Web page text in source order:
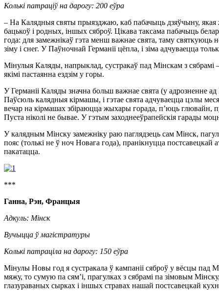
Колькі патраціў на дарогу: 200 еўра
– На Калядныя святы прыязджаю, каб пабачыць дзяўчыну, якая
бацькоў і родных, іншых сяброў. Цікава таксама пабачыць
года: для замежнікаў гэта менш важнае свята, таму святкуюць
зіму і снег. У Паўночнай Германіі цёпла, і зіма адчуваецца
Мінулыя Каляды, напрыклад, сустракаў пад Мінскам з сябрамі —
якімі пастаянна ездзім у горы.
У Германіі Каляды значна больш важнае свята (у адрозненне
Паўсюль калядныя кірмашы, і гэтае свята адчуваецца цэлы
вечар на кірмашах збіраюцца жыхары горада, п’юць глювайн,
Пуста ніколі не бывае. У гэтым заходнееўрапейскія гарады
У калядным Мінску замежніку раю паглядзець сам Мінск,
пояс (толькі не ў ноч Новага года), пранікнуцца постсавецкай
пакатацца.
***
Ганна, Рэн, Францыя
Адкуль: Мінск
Вучыцца ў магістратуры
Колькі патраціла на дарогу: 150 еўра
Мінулы Новы год я сустракала ў кампаніі сяброў у вёсцы пад
мяжу, то сумую па сям’і, прагулках з сябрамі па зімовым
глазураваных сырках і іншых стравах нашай постсавецкай